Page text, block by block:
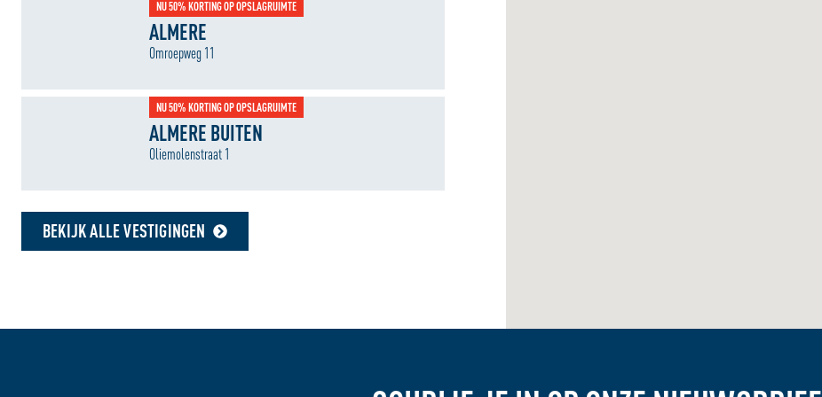
NU 50% KORTING OP OPSLAGRUIMTE
ALMERE
Omroepweg 11
NU 50% KORTING OP OPSLAGRUIMTE
ALMERE BUITEN
Oliemolenstraat 1
BEKIJK ALLE VESTIGINGEN